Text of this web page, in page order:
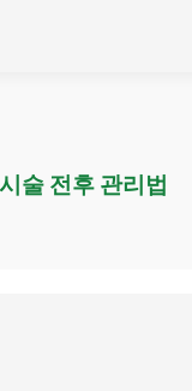
술 전후 관리법